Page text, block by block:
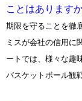
ことはあります
期限を守ることを徹
ミスが会社の信用に
ートでは、様々な趣
バスケットボール観